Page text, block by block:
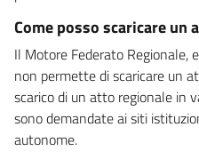
Come posso scaricare un
Il Motore Federato Regionale,
non permette di scaricare un
scarico di un atto regionale in
sono demandate ai siti
autonome.